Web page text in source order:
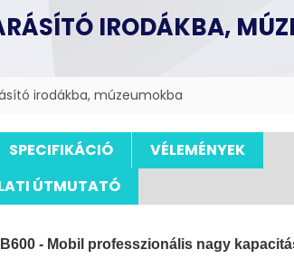
irodákba, múzeumokba
IRODÁKBA,
SPECIFIKÁCIÓ
VÉLEMÉNYEK
ÚTMUTATÓ
B600 - Mobil professzionális nagy